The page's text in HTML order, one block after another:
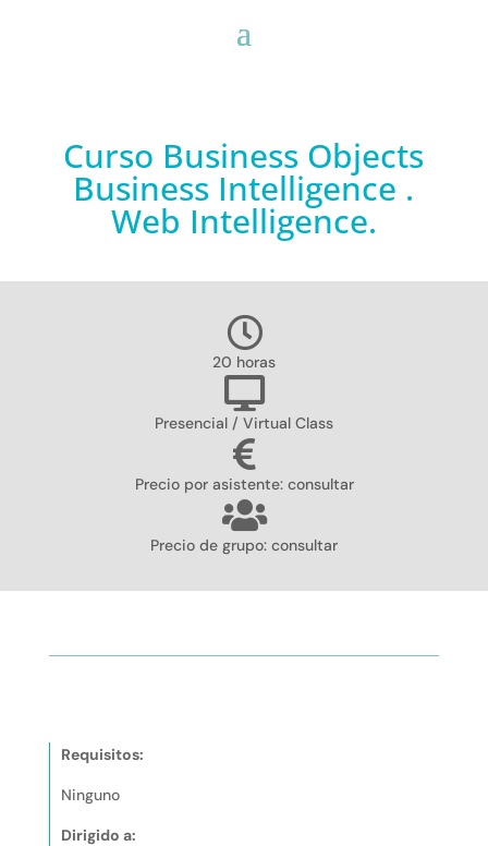
Curso Business Objects
Business Intelligence .
Web Intelligence.
20 horas
Presencial / Virtual Class
Precio por asistente: consultar
Precio de grupo: consultar
Requisitos:
Ninguno
Dirigido a: